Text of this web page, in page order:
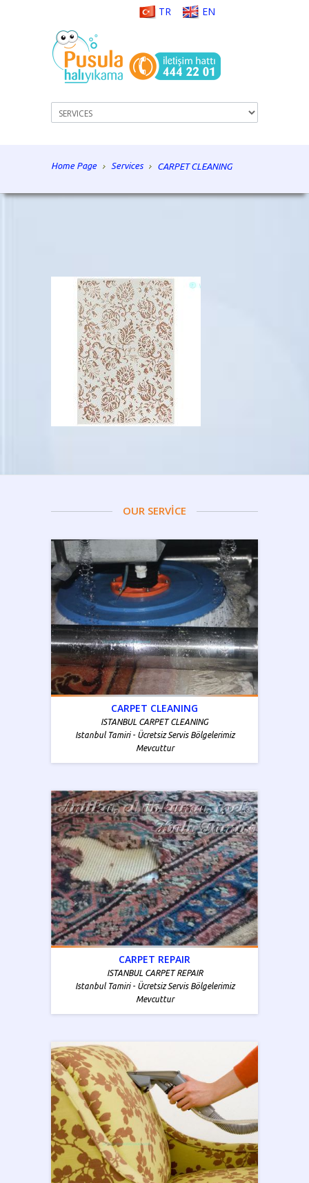
TR EN
Home Page Services CARPET CLEANING
cleaning, carpet washing, carpet repairs, rug repair,
OUR SERVİCE
CARPET CLEANING
ISTANBUL CARPET CLEANING
Istanbul Tamiri - Ücretsiz Servis Bölgelerimiz
Mevcuttur
CARPET REPAIR
ISTANBUL CARPET REPAIR
Istanbul Tamiri - Ücretsiz Servis Bölgelerimiz
Mevcuttur